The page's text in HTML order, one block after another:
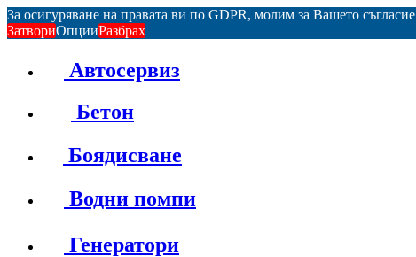
За осигуряване на правата ви по GDPR, молим за Вашето
ЗатвориОпцииРазбрах
Автосервиз
Бетон
Боядисване
Водни помпи
Генератори